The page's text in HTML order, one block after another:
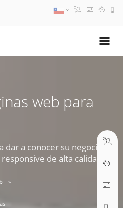
web para
dar a conocer su negocio.
de alta calidad.
PM